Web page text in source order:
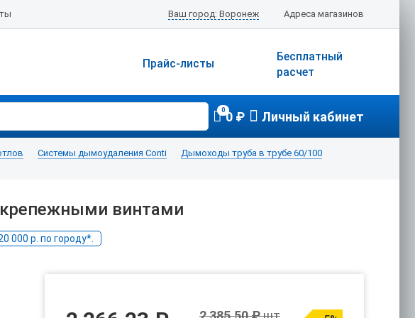
Адреса магазинов
Ваш город: Воронеж
Бесплатный
расчет
Прайс-листы
00 ₽ Личный кабинет
Системы дымоудаления Conti
Дымоходы труба в трубе 60/100
винтами
000 р. по городу*.